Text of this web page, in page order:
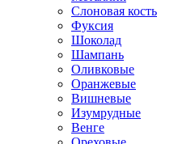
Слоновая кость
Фуксия
Шоколад
Шампань
Оливковые
Оранжевые
Вишневые
Изумрудные
Венге